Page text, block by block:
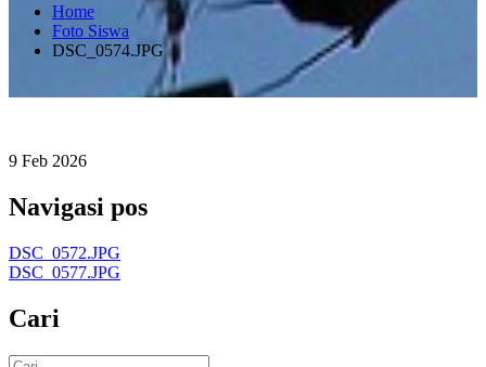
Home
Foto Siswa
DSC_0574.JPG
9 Feb 2026
Navigasi pos
DSC_0572.JPG
DSC_0577.JPG
Cari